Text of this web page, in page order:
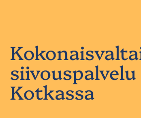
siivouspalvelu
Kotkassa